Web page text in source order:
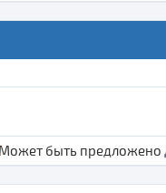
быть предложено